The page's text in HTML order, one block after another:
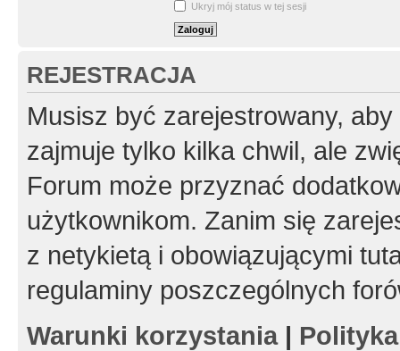
Ukryj mój status w tej sesji
REJESTRACJA
Musisz być zarejestrowany,
zajmuje tylko kilka chwil, ale
Forum może przyznać
użytkownikom. Zanim się
z netykietą i obowiązującymi
regulaminy poszczególnych
Warunki korzystania|